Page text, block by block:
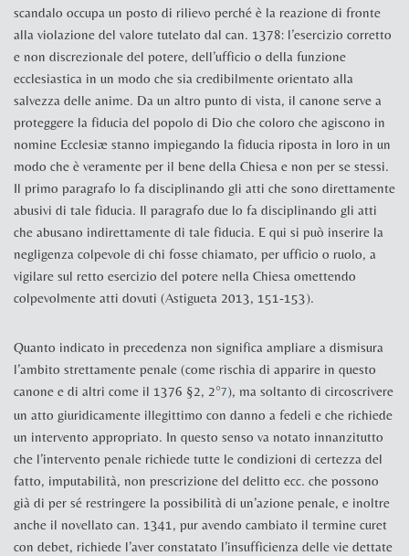
scandalo occupa un posto di rilievo perché è la reazione di fronte
alla violazione del valore tutelato dal can. 1378: l’esercizio corretto
e non discrezionale del potere, dell’ufficio o della funzione
ecclesiastica in un modo che sia credibilmente orientato alla
salvezza delle anime. Da un altro punto di vista, il canone serve a
proteggere la fiducia del popolo di Dio che coloro che agiscono in
nomine Ecclesiæ stanno impiegando la fiducia riposta in loro in un
modo che è veramente per il bene della Chiesa e non per se stessi.
Il primo paragrafo lo fa disciplinando gli atti che sono direttamente
abusivi di tale fiducia. Il paragrafo due lo fa disciplinando gli atti
che abusano indirettamente di tale fiducia. E qui si può inserire la
negligenza colpevole di chi fosse chiamato, per ufficio o ruolo, a
vigilare sul retto esercizio del potere nella Chiesa omettendo
colpevolmente atti dovuti (Astigueta 2013, 151-153).
Quanto indicato in precedenza non significa ampliare a dismisura
l’ambito strettamente penale (come rischia di apparire in questo
canone e di altri come il 1376 §2, 2°7), ma soltanto di circoscrivere
un atto giuridicamente illegittimo con danno a fedeli e che richiede
un intervento appropriato. In questo senso va notato innanzitutto
che l’intervento penale richiede tutte le condizioni di certezza del
fatto, imputabilità, non prescrizione del delitto ecc. che possono
già di per sé restringere la possibilità di un’azione penale, e inoltre
anche il novellato can. 1341, pur avendo cambiato il termine curet
con debet, richiede l’aver constatato l’insufficienza delle vie dettate